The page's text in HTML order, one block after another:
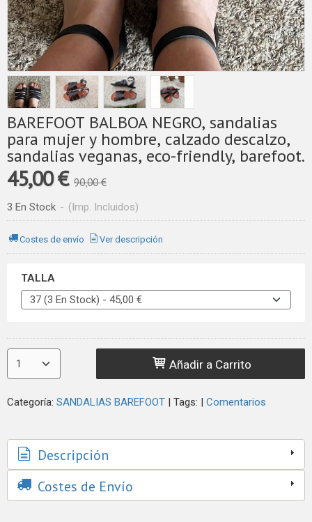
BAREFOOT BALBOA NEGRO, sandalias
para mujer y hombre, calzado descalzo,
sandalias veganas, eco-friendly, barefoot.
45,00 € 90,00 €
3 En Stock - (Imp. Incluidos)
Costes de envío Ver descripción
TALLA
Añadir a Carrito
Categoría: SANDALIAS BAREFOOT | Tags: | Comentarios
Descripción
Costes de Envío